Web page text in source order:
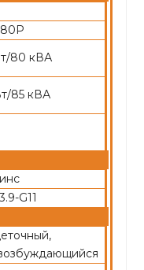
80 кВА
85 кВА
G11